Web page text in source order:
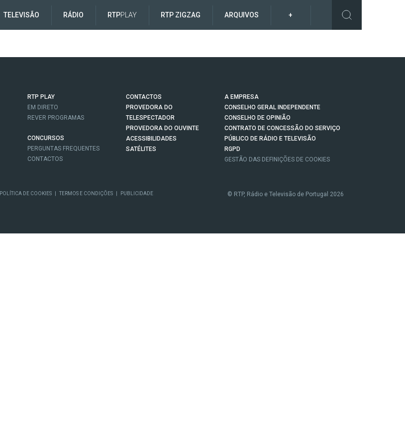
TELEVISÃO RÁDIO RTPPLAY RTP ZIGZAG ARQUIVOS +
RTP PLAY
EM DIRETO
REVER PROGRAMAS
CONCURSOS
PERGUNTAS FREQUENTES
CONTACTOS
CONTACTOS
PROVEDORA DO
TELESPECTADOR
PROVEDORA DO OUVINTE
ACESSIBILIDADES
SATÉLITES
A EMPRESA
CONSELHO GERAL INDEPENDENTE
CONSELHO DE OPINIÃO
CONTRATO DE CONCESSÃO DO SERVIÇO
PÚBLICO DE RÁDIO E TELEVISÃO
RGPD
GESTÃO DAS DEFINIÇÕES DE COOKIES
POLÍTICA DE COOKIES TERMOS E CONDIÇÕES PUBLICIDADE © RTP, Rádio e Televisão de Portugal 2026